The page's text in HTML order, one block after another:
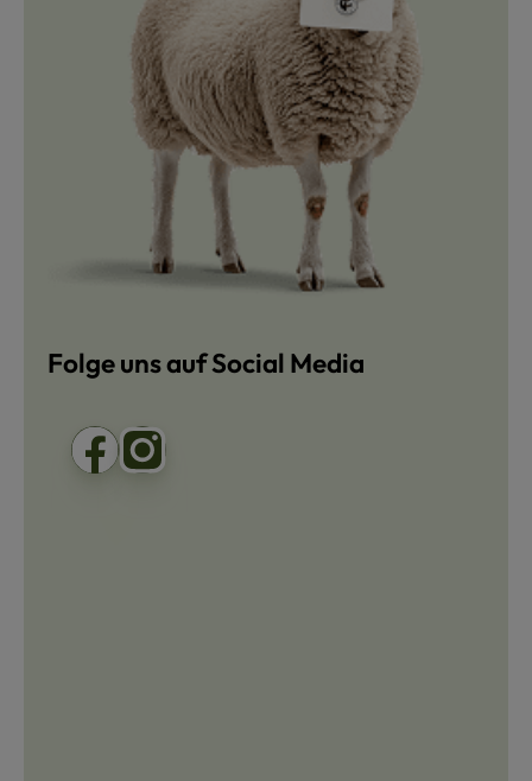
Folge uns auf Social Media